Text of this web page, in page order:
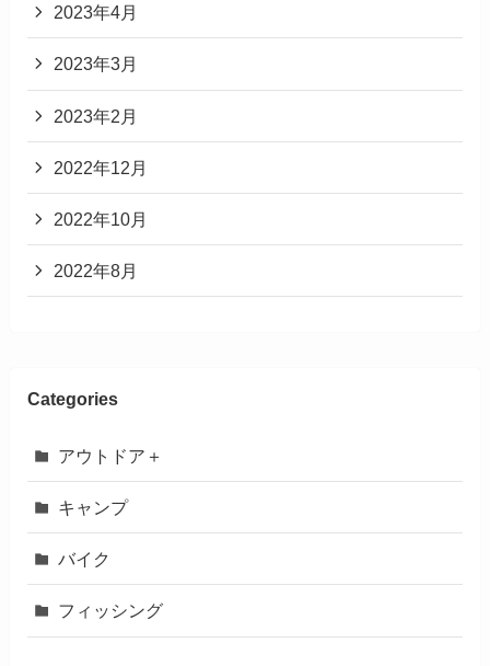
2023年4月
2023年3月
2023年2月
2022年12月
2022年10月
2022年8月
Categories
アウトドア＋
キャンプ
バイク
フィッシング